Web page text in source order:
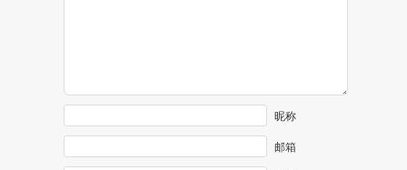
昵称
邮箱